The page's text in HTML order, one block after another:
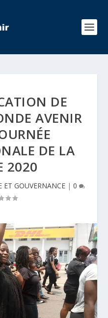
DE
AVENIR
DE LA
2020
ET GOUVERNANCE | 0